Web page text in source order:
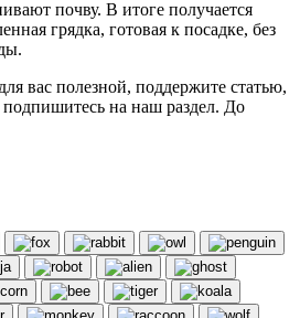
почву. В итоге получается
грядка, готовая к посадке, без
вас полезной, поддержите статью,
на наш раздел. До